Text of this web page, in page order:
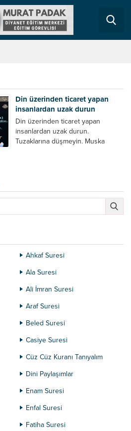
Din üzerinden ticaret yapan
insanlardan uzak durun
Din üzerinden ticaret yapan
insanlardan uzak durun.
Tuzaklarına düşmeyin. Muska
sahtekarlardan uzak durun. Para
verdiğiniz zaman sohbet yapan,
Ahkaf Suresi
Ala Suresi
Ali İmran Suresi
Araf Suresi
Beled Suresi
Casiye Suresi
Cüz Cüz Kuranı Tanıyalım
Dini Paylaşımlar
Enam Suresi
Enfal Suresi
Fatiha Suresi